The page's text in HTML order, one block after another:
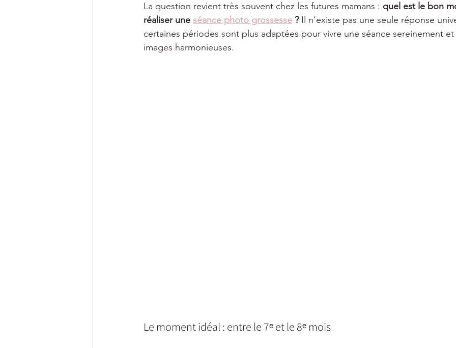
La question revient très souvent chez les futures mamans : quel est le bon
réaliser une séance photo grossesse ? Il n’existe pas une seule réponse
certaines périodes sont plus adaptées pour vivre une séance sereinement
images harmonieuses.
Le moment idéal : entre le 7ᵉ et le 8ᵉ mois